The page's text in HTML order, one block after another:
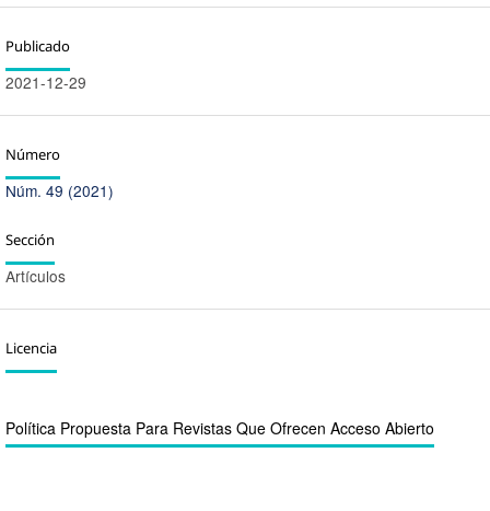
Publicado
2021-12-29
Número
Núm. 49 (2021)
Sección
Artículos
Licencia
Política Propuesta Para Revistas Que Ofrecen Acceso Abierto